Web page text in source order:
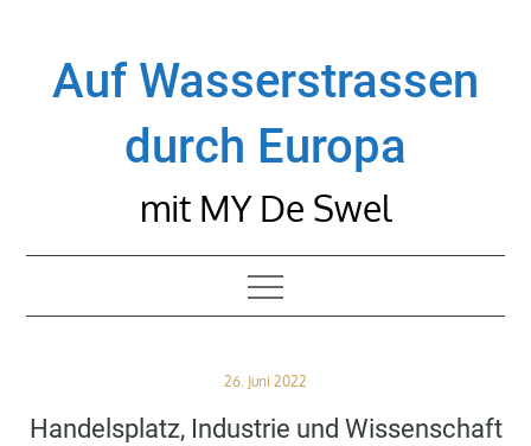
contentAuf Wasserstrassen
durch Europa
mit MY De Swel
Posted
26. Juni 2022
Handelsplatz, Industrie und Wissenschaft